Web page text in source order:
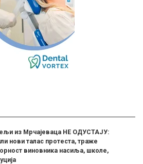
из Мрчајеваца НЕ ОДУСТАЈУ:
нови талас протеста, траже
виновника насиља, школе,